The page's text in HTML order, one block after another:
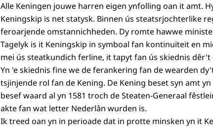
Alle Keningen jouwe harren eigen ynfolling oan it amt.
Keningskip is net statysk. Binnen ús steatsrjochterlike
feroarjende omstannichheden. Dy romte hawwe
Tagelyk is it Keningskip in symboal fan kontinuïteit en
mei ús steatkundich ferline, it tapyt fan ús skiednis
Yn 'e skiednis fine we de ferankering fan de wearden
tsjinjende rol fan de Kening. De Kening beset syn amt
besef waard al yn 1581 troch de Steaten-Generaal
akte fan wat letter Nederlân wurden is.
Ik treed oan yn in perioade dat in protte minsken yn it